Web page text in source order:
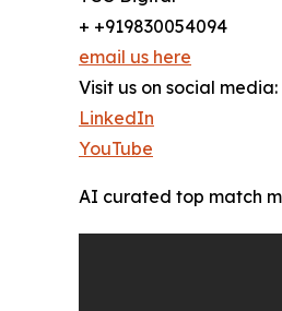
+ +919830054094
email us here
Visit us on social media:
LinkedIn
YouTube
AI curated top match